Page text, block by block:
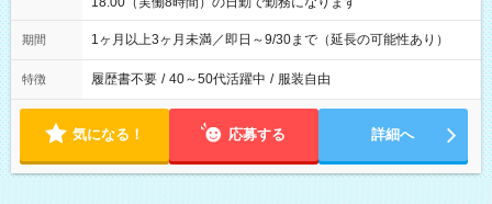
期間 1ヶ月以上3ヶ月未満／即日～9/30まで（延長の可能性あり）
特徴 履歴書不要 / 40～50代活躍中 / 服装自由
気になる！ 応募する 詳細へ